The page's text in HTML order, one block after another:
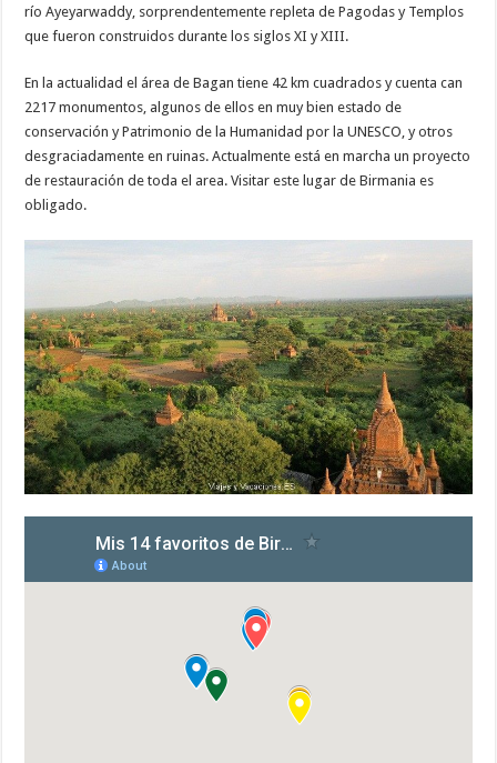
río Ayeyarwaddy, sorprendentemente repleta de Pagodas y Templos
que fueron construidos durante los siglos XI y XIII.
En la actualidad el área de Bagan tiene 42 km cuadrados y cuenta can
2217 monumentos, algunos de ellos en muy bien estado de
conservación y Patrimonio de la Humanidad por la UNESCO, y otros
desgraciadamente en ruinas. Actualmente está en marcha un proyecto
de restauración de toda el area. Visitar este lugar de Birmania es
obligado.